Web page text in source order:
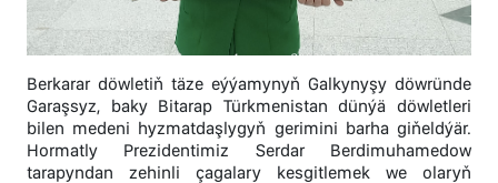
Berkarar döwletiň täze eýýamynyň Galkynyşy döwründe
Garaşsyz, baky Bitarap Türkmenistan dünýä döwletleri
bilen medeni hyzmatdaşlygyň gerimini barha giňeldýär.
Hormatly Prezidentimiz Serdar Berdimuhamedow
tarapyndan zehinli çagalary kesgitlemek we olaryň